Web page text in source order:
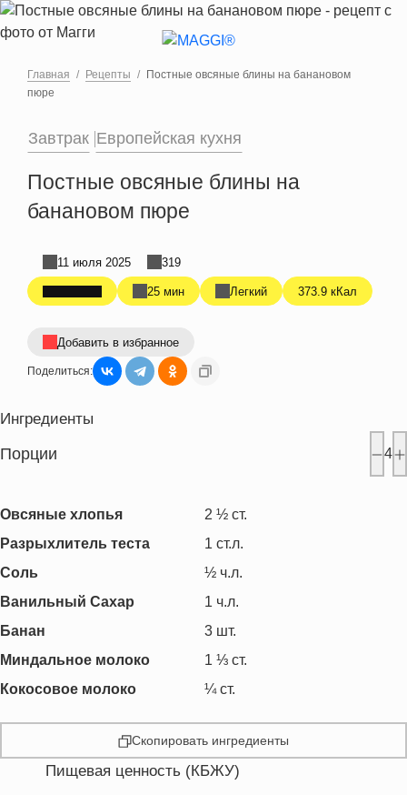
Перейти к основному содержанию
Главная Рецепты
Постные овсяные блины на банановом
пюре
Завтрак Европейская кухня
Постные овсяные блины на
банановом пюре
25 мин Легкий 373.9 кКал
11 июля 2025 319
Добавить в избранное
Поделиться:
Ингредиенты
Порции 4
Овсяные хлопья 2 ½ ст.
Разрыхлитель теста
1 ст.л.
Соль
½ ч.л.
Ванильный Сахар
1 ч.л.
Банан
3 шт.
Миндальное молоко
1 ⅓ ст.
Кокосовое молоко
¼ ст.
Скопировать ингредиенты
Пищевая ценность (КБЖУ)